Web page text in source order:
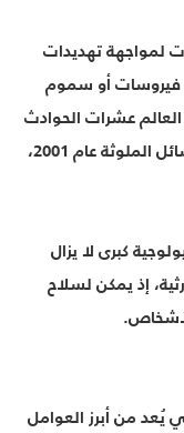
لمواجهة تهديدات
فيروسات أو سموم
عشرات الحوادث
البيولوجية المحدودة، من أبرزها هجمات الرسائل الملوثة عام 2001،
كبرى لا يزال
إذ يمكن لسلاح
يُعد من أبرز العوامل